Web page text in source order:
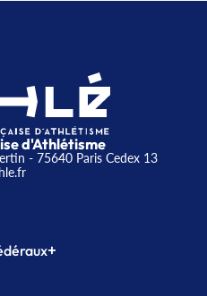
d'Athlétisme
- 75640 Paris Cedex 13
+